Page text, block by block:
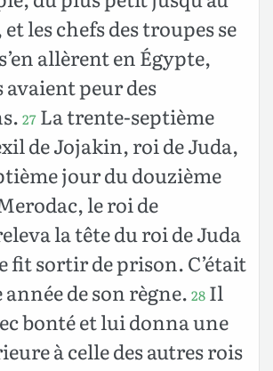
les chefs des troupes se
allèrent en Égypte,
avaient peur des
27 La trente-septième
de Jojakin, roi de Juda,
jour du douzième
le roi de
la tête du roi de Juda
fit sortir de prison. C’était
de son règne. 28 Il
bonté et lui donna une
à celle des autres rois